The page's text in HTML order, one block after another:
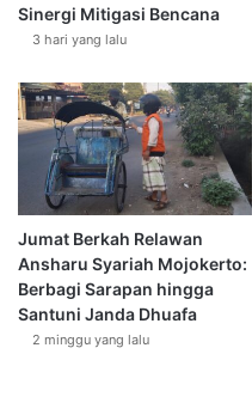
Sinergi Mitigasi Bencana
3 hari yang lalu
Jumat Berkah Relawan
Ansharu Syariah Mojokerto:
Berbagi Sarapan hingga
Santuni Janda Dhuafa
2 minggu yang lalu